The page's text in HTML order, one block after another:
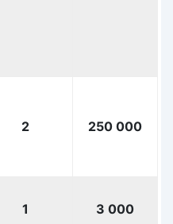
2 250 000
1 3 000